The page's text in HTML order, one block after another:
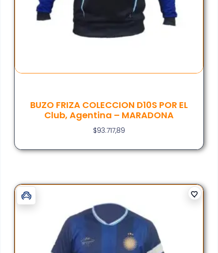
BUZO FRIZA COLECCION D10S POR EL
Club, Agentina – MARADONA
$93.717,89